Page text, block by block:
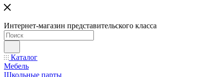
Интернет-магазин представительского класса
Каталог
Мебель
Школьные парты